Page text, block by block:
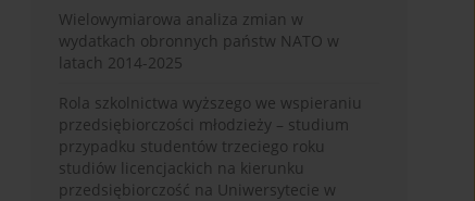
Wielowymiarowa analiza zmian w
wydatkach obronnych państw NATO w
latach 2014-2025
Rola szkolnictwa wyższego we wspieraniu
przedsiębiorczości młodzieży – studium
przypadku studentów trzeciego roku
studiów licencjackich na kierunku
przedsiębiorczość na Uniwersytecie w